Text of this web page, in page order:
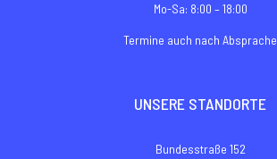
Mo-Sa: 8:00 – 18:00
Termine auch nach Absprache
UNSERE STANDORTE
Bundesstraße 152